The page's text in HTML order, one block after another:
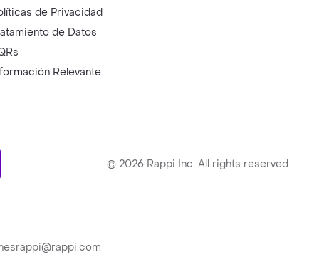
de Privacidad
de Datos
Relevante
© 2026 Rappi Inc. All rights reserved.